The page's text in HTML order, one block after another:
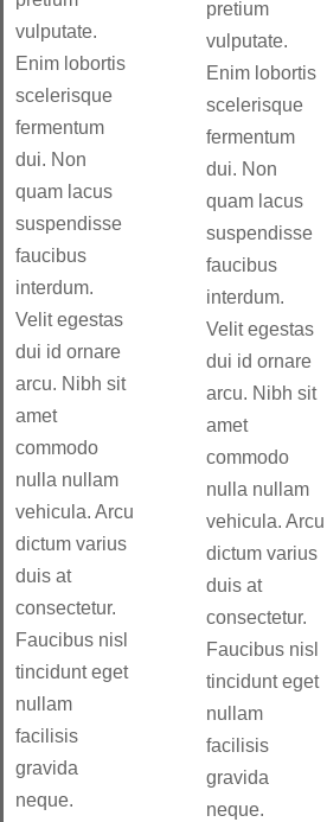
vulputate.
Enim lobortis
scelerisque
fermentum
dui. Non
quam lacus
suspendisse
faucibus
interdum.
Velit egestas
dui id ornare
arcu. Nibh sit
amet
commodo
nulla nullam
vehicula. Arcu
dictum varius
duis at
consectetur.
Faucibus nisl
tincidunt eget
nullam
facilisis
gravida
neque.
pretium
vulputate.
Enim lobortis
scelerisque
fermentum
dui. Non
quam lacus
suspendisse
faucibus
interdum.
Velit egestas
dui id ornare
arcu. Nibh sit
amet
commodo
nulla nullam
vehicula. Arcu
dictum varius
duis at
consectetur.
Faucibus nisl
tincidunt eget
nullam
facilisis
gravida
neque.